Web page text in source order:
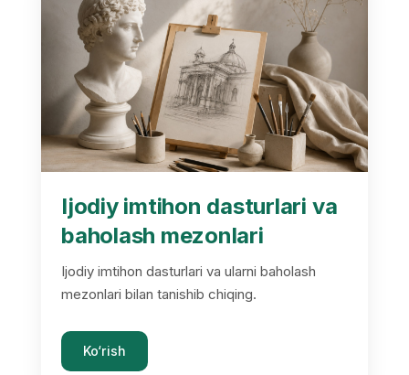
Ijodiy imtihon dasturlari va
baholash mezonlari
Ijodiy imtihon dasturlari va ularni baholash
mezonlari bilan tanishib chiqing.
Ko‘rish